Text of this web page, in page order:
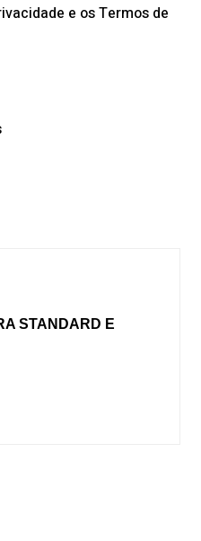
e os Termos de
STANDARD E